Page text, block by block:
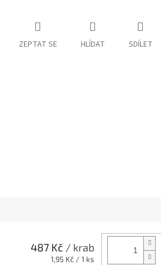
ZEPTAT SE HLÍDAT SDÍLET
487 Kč / krab
Měrná
1,95 Kč / 1 ks